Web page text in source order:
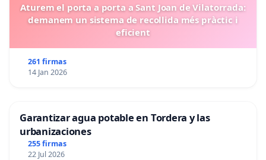
Aturem el porta a porta a Sant Joan de Vilatorrada:
demanem un sistema de recollida més pràctic i
eficient
261 firmas
14 Jan 2026
Garantizar agua potable en Tordera y las
urbanizaciones
255 firmas
22 Jul 2026